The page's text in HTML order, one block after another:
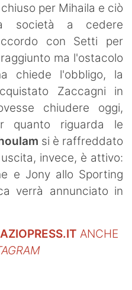
per Mihaila e ciò
società a cedere
con Setti per
ma l'ostacolo
chiede l'obbligo, la
Zaccagni in
chiudere oggi,
quanto riguarda le
si è raffreddato
invece, è attivo:
e Jony allo Sporting
verrà annunciato in
ANCHE